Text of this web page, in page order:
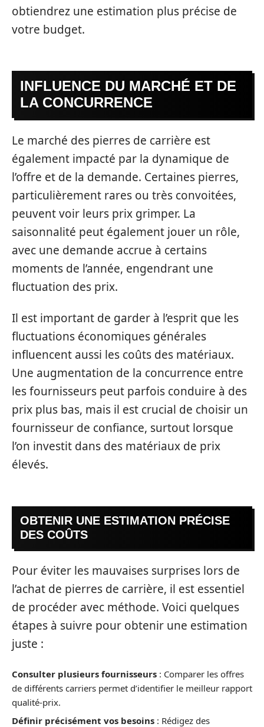
obtiendrez une estimation plus précise de
votre budget.
INFLUENCE DU MARCHÉ ET DE
LA CONCURRENCE
Le marché des pierres de carrière est
également impacté par la dynamique de
l’offre et de la demande. Certaines pierres,
particulièrement rares ou très convoitées,
peuvent voir leurs prix grimper. La
saisonnalité peut également jouer un rôle,
avec une demande accrue à certains
moments de l’année, engendrant une
fluctuation des prix.
Il est important de garder à l’esprit que les
fluctuations économiques générales
influencent aussi les coûts des matériaux.
Une augmentation de la concurrence entre
les fournisseurs peut parfois conduire à des
prix plus bas, mais il est crucial de choisir un
fournisseur de confiance, surtout lorsque
l’on investit dans des matériaux de prix
élevés.
OBTENIR UNE ESTIMATION PRÉCISE
DES COÛTS
Pour éviter les mauvaises surprises lors de
l’achat de pierres de carrière, il est essentiel
de procéder avec méthode. Voici quelques
étapes à suivre pour obtenir une estimation
juste :
Consulter plusieurs fournisseurs : Comparer les offres
de différents carriers permet d’identifier le meilleur rapport
qualité-prix.
Définir précisément vos besoins : Rédigez des